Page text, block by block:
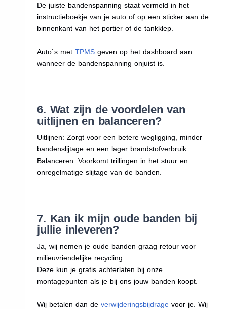
De juiste bandenspanning staat vermeld in het
instructieboekje van je auto of op een sticker aan de
binnenkant van het portier of de tankklep.
Auto`s metTPMS geven op het dashboard aan
wanneer de bandenspanning onjuist is.
6. Wat zijn de voordelen van
uitlijnen en balanceren?
Uitlijnen: Zorgt voor een betere wegligging, minder
bandenslijtage en een lager brandstofverbruik.
Balanceren: Voorkomt trillingen in het stuur en
onregelmatige slijtage van de banden.
7. Kan ik mijn oude banden bij
jullie inleveren?
Ja, wij nemen je oude banden graag retour voor
milieuvriendelijke recycling.
Deze kun je gratis achterlaten bij onze
montagepunten als je bij ons jouw banden koopt.
Wij betalen dan deverwijderingsbijdrage voor je. Wij